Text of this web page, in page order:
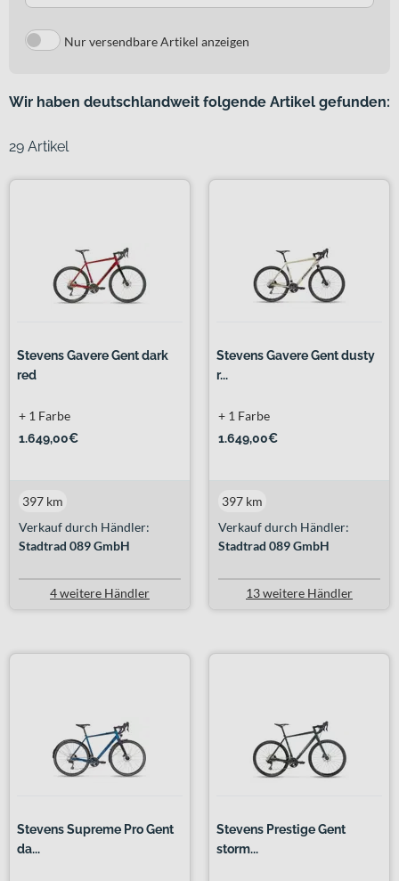
Nur versendbare Artikel anzeigen
Wir haben deutschlandweit folgende Artikel gefunden:
29 Artikel
Stevens Gavere Gent dark
red
1.649,00€
+ 1 Farbe
Verkauf durch Händler:
Stadtrad 089 GmbH
397 km
4 weitere Händler
Stevens Gavere Gent dusty
r...
1.649,00€
+ 1 Farbe
Verkauf durch Händler:
Stadtrad 089 GmbH
397 km
13 weitere Händler
Stevens Supreme Pro Gent
da...
Stevens Prestige Gent
storm...